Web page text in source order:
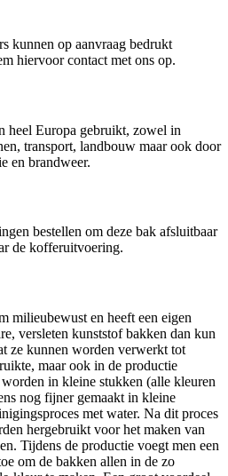
kunnen op aanvraag bedrukt
hiervoor contact met ons op.
Europa gebruikt, zowel in
transport, landbouw maar ook door
en brandweer.
bestellen om deze bak afsluitbaar
de kofferuitvoering.
milieubewust en heeft een eigen
versleten kunststof bakken dan kun
ze kunnen worden verwerkt tot
maar ook in de productie
in kleine stukken (alle kleuren
nog fijner gemaakt in kleine
met water. Na dit proces
hergebruikt voor het maken van
Tijdens de productie voegt men een
om de bakken allen in de zo